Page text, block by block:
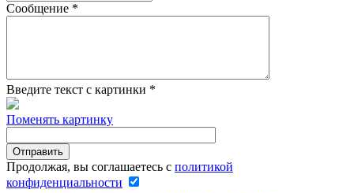
Сообщение *
Введите текст с картинки *
Поменять картинку
Продолжая, вы соглашаетесь с политикой
конфиденциальности